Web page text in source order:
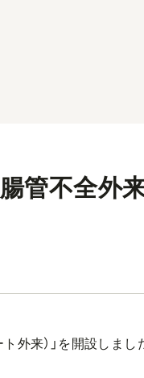
管不全外
外来）」を開設しまし